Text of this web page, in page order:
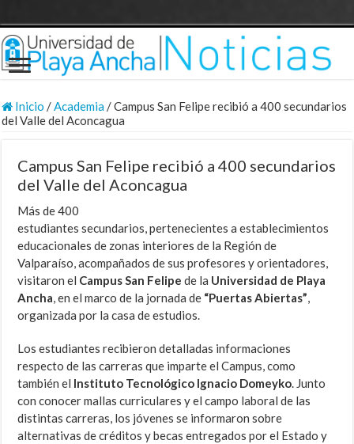
Inicio /Academia/Campus San Felipe recibió a 400 secundarios
del Valle del Aconcagua
Campus San Felipe recibió a 400 secundarios
del Valle del Aconcagua
Más de 400
estudiantes secundarios, pertenecientes a establecimientos
educacionales de zonas interiores de la Región de
Valparaíso, acompañados de sus profesores y orientadores,
visitaron el Campus San Felipe de la Universidad de Playa
Ancha, en el marco de la jornada de “Puertas Abiertas”,
organizada por la casa de estudios.
Los estudiantes recibieron detalladas informaciones
respecto de las carreras que imparte el Campus, como
también el Instituto Tecnológico Ignacio Domeyko. Junto
con conocer mallas curriculares y el campo laboral de las
distintas carreras, los jóvenes se informaron sobre
alternativas de créditos y becas entregados por el Estado y